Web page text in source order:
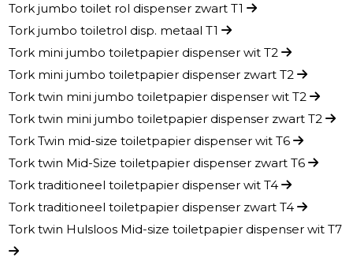
Tork jumbo toilet rol dispenser zwart T1
Tork jumbo toiletrol disp. metaal T1
Tork mini jumbo toiletpapier dispenser wit T2
Tork mini jumbo toiletpapier dispenser zwart T2
Tork twin mini jumbo toiletpapier dispenser wit T2
Tork twin mini jumbo toiletpapier dispenser zwart T2
Tork Twin mid-size toiletpapier dispenser wit T6
Tork twin Mid-Size toiletpapier dispenser zwart T6
Tork traditioneel toiletpapier dispenser wit T4
Tork traditioneel toiletpapier dispenser zwart T4
Tork twin Hulsloos Mid-size toiletpapier dispenser wit T7